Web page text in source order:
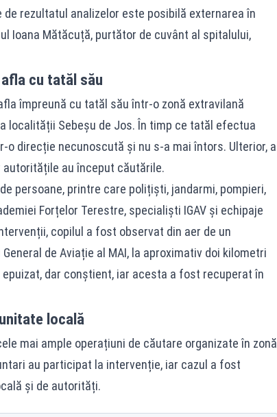
de rezultatul analizelor este posibilă externarea în
Ioana Mătăcuță, purtător de cuvânt al spitalului,
cu tatăl său
împreună cu tatăl său într-o zonă extravilană
localității Sebeșu de Jos. În timp ce tatăl efectua
o direcție necunoscută și nu s-a mai întors. Ulterior, a
au început căutările.
persoane, printre care polițiști, jandarmi, pompieri,
Forțelor Terestre, specialiști IGAV și echipaje
copilul a fost observat din aer de un
de Aviație al MAI, la aproximativ doi kilometri
dar conștient, iar acesta a fost recuperat în
locală
mai ample operațiuni de căutare organizate în zonă
au participat la intervenție, iar cazul a fost
și de autorități.